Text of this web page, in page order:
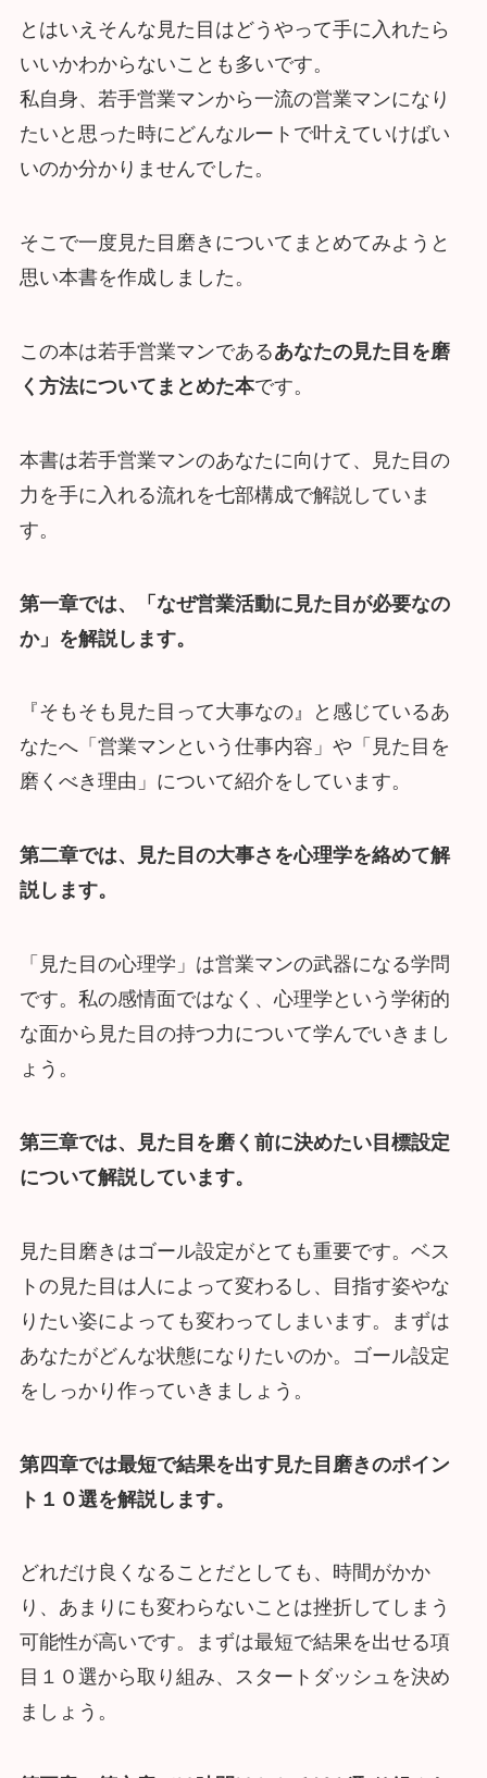
とはいえそんな見た目はどうやって手に入れたら
いいかわからないことも多いです。
私自身、若手営業マンから一流の営業マンになり
たいと思った時にどんなルートで叶えていけばい
いのか分かりませんでした。
そこで一度見た目磨きについてまとめてみようと
思い本書を作成しました。
この本は若手営業マンであるあなたの見た目を磨
く方法についてまとめた本です。
本書は若手営業マンのあなたに向けて、見た目の
力を手に入れる流れを七部構成で解説していま
す。
第一章では、「なぜ営業活動に見た目が必要なの
か」を解説します。
『そもそも見た目って大事なの』と感じているあ
なたへ「営業マンという仕事内容」や「見た目を
磨くべき理由」について紹介をしています。
第二章では、見た目の大事さを心理学を絡めて解
説します。
「見た目の心理学」は営業マンの武器になる学問
です。私の感情面ではなく、心理学という学術的
な面から見た目の持つ力について学んでいきまし
ょう。
第三章では、見た目を磨く前に決めたい目標設定
について解説しています。
見た目磨きはゴール設定がとても重要です。ベス
トの見た目は人によって変わるし、目指す姿やな
りたい姿によっても変わってしまいます。まずは
あなたがどんな状態になりたいのか。ゴール設定
をしっかり作っていきましょう。
第四章では最短で結果を出す見た目磨きのポイン
ト１０選を解説します。
どれだけ良くなることだとしても、時間がかか
り、あまりにも変わらないことは挫折してしまう
可能性が高いです。まずは最短で結果を出せる項
目１０選から取り組み、スタートダッシュを決め
ましょう。